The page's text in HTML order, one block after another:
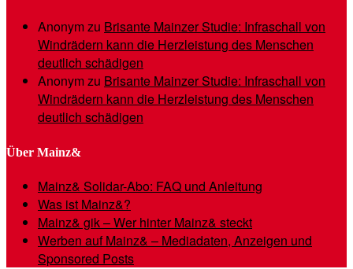
Anonymzu Brisante Mainzer Studie: Infraschall von
Windrädern kann die Herzleistung des Menschen
deutlich schädigen
Anonymzu Brisante Mainzer Studie: Infraschall von
Windrädern kann die Herzleistung des Menschen
deutlich schädigen
Über Mainz&
Mainz& Solidar-Abo: FAQ und Anleitung
Was ist Mainz&?
Mainz& gik – Wer hinter Mainz& steckt
Werben auf Mainz& – Mediadaten, Anzeigen und
Sponsored Posts